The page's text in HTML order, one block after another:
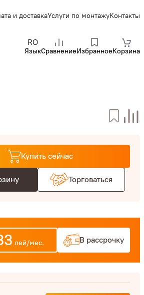
и доставкаУслуги по монтажуКонтакты
RO
ЯзыкСравнениеИзбранноеКорзина
Купить сейчас
Торговаться
лей/мес. В рассрочку